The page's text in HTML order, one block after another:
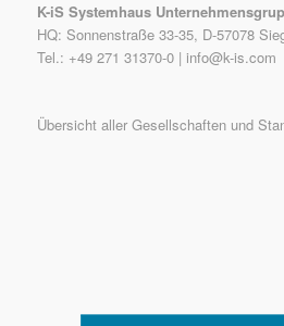
K-iS Systemhaus
HQ: Sonnenstraße 33-35, D-57078
Tel.: +49 271 31370-0 | info@k-is.com
Übersicht aller Gesellschaften und